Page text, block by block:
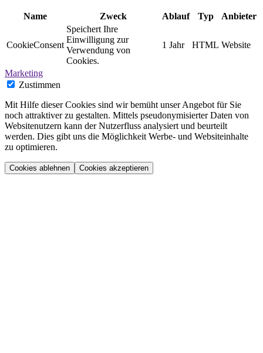
Name Zweck Ablauf Typ Anbieter
CookieConsent
Speichert Ihre
Einwilligung zur
Verwendung von
Cookies.
1 Jahr HTML Website
Marketing
Zustimmen
Mit Hilfe dieser Cookies sind wir bemüht unser Angebot für Sie
noch attraktiver zu gestalten. Mittels pseudonymisierter Daten von
Websitenutzern kann der Nutzerfluss analysiert und beurteilt
werden. Dies gibt uns die Möglichkeit Werbe- und Websiteinhalte
zu optimieren.
Cookies ablehnen Cookies akzeptieren